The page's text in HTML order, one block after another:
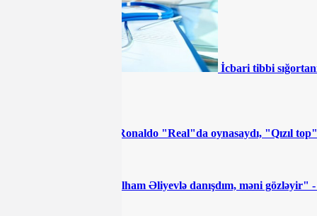
İcbari tibbi
"Ronaldo "Real"da oynasaydı, "Qızıl
"İlham Əliyevlə danışdım, məni